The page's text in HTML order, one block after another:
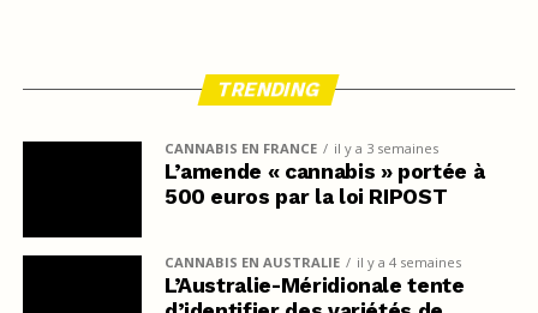
TRENDING
CANNABIS EN FRANCE il y a 3 semaines
L’amende « cannabis » portée à
500 euros par la loi RIPOST
CANNABIS EN AUSTRALIE il y a 4 semaines
L’Australie-Méridionale tente